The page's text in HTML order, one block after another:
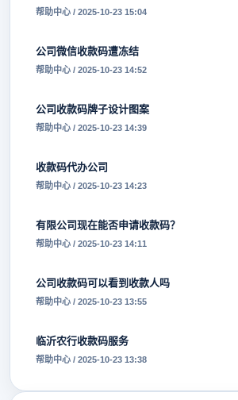
帮助中心 / 2025-10-23 15:04
公司微信收款码遭冻结
帮助中心 / 2025-10-23 14:52
公司收款码牌子设计图案
帮助中心 / 2025-10-23 14:39
收款码代办公司
帮助中心 / 2025-10-23 14:23
有限公司现在能否申请收款码？
帮助中心 / 2025-10-23 14:11
公司收款码可以看到收款人吗
帮助中心 / 2025-10-23 13:55
临沂农行收款码服务
帮助中心 / 2025-10-23 13:38